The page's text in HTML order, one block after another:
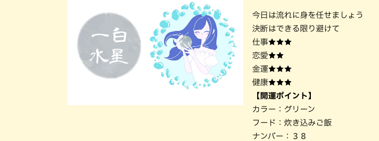
今日は流れに身を任せましょう
決断はできる限り避けて
仕事★★★
恋愛★★
金運★★★
健康★★★
【開運ポイント】
カラー：グリーン
フード：炊き込みご飯
ナンバー：３８